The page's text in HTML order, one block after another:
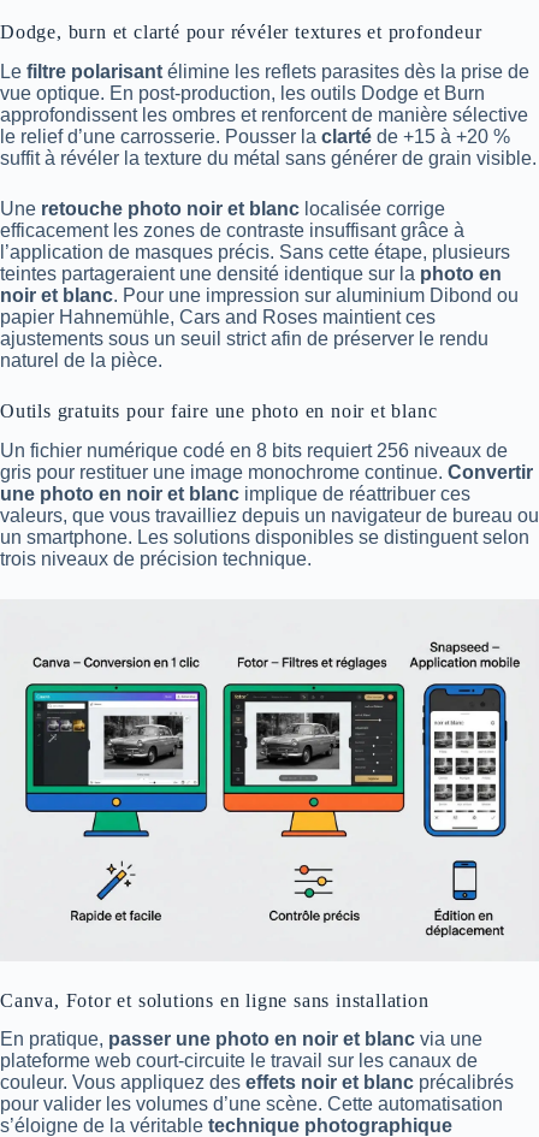
Dodge, burn et clarté pour révéler textures et profondeur
Le filtre polarisant élimine les reflets parasites dès la prise de
vue optique. En post-production, les outils Dodge et Burn
approfondissent les ombres et renforcent de manière sélective
le relief d’une carrosserie. Pousser la clarté de +15 à +20 %
suffit à révéler la texture du métal sans générer de grain visible.
Une retouche photo noir et blanc localisée corrige
efficacement les zones de contraste insuffisant grâce à
l’application de masques précis. Sans cette étape, plusieurs
teintes partageraient une densité identique sur la photo en
noir et blanc. Pour une impression sur aluminium Dibond ou
papier Hahnemühle, Cars and Roses maintient ces
ajustements sous un seuil strict afin de préserver le rendu
naturel de la pièce.
Outils gratuits pour faire une photo en noir et blanc
Un fichier numérique codé en 8 bits requiert 256 niveaux de
gris pour restituer une image monochrome continue. Convertir
une photo en noir et blanc implique de réattribuer ces
valeurs, que vous travailliez depuis un navigateur de bureau ou
un smartphone. Les solutions disponibles se distinguent selon
trois niveaux de précision technique.
Canva, Fotor et solutions en ligne sans installation
En pratique, passer une photo en noir et blanc via une
plateforme web court-circuite le travail sur les canaux de
couleur. Vous appliquez des effets noir et blanc précalibrés
pour valider les volumes d’une scène. Cette automatisation
s’éloigne de la véritable technique photographique